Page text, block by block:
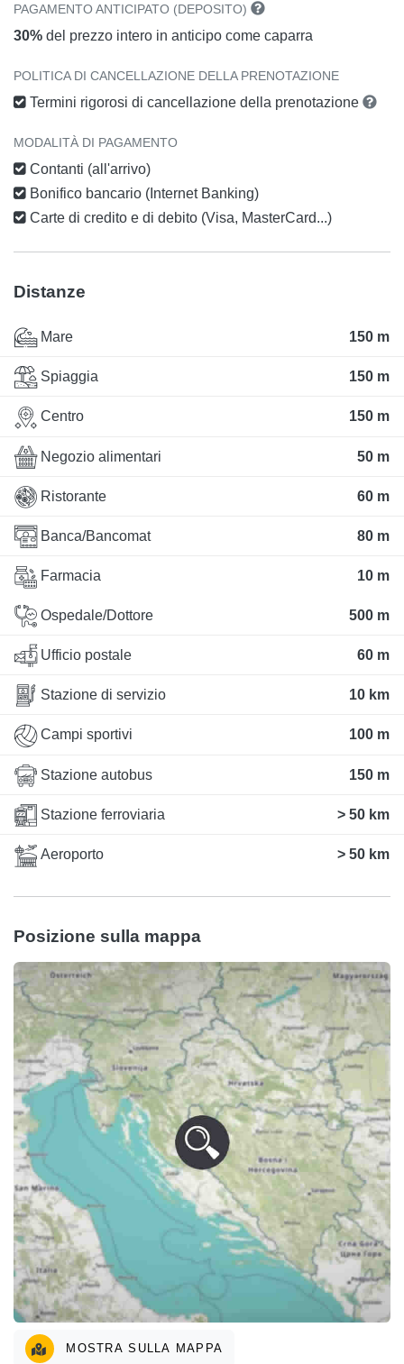
PAGAMENTO ANTICIPATO (DEPOSITO)
30% del prezzo intero in anticipo come caparra
POLITICA DI CANCELLAZIONE DELLA PRENOTAZIONE
Termini rigorosi di cancellazione della prenotazione
MODALITÀ DI PAGAMENTO
Contanti (all'arrivo)
Bonifico bancario (Internet Banking)
Carte di credito e di debito (Visa, MasterCard...)
Distanze
Mare 150 m
Spiaggia 150 m
Centro 150 m
Negozio alimentari 50 m
Ristorante 60 m
Banca/Bancomat 80 m
Farmacia 10 m
Ospedale/Dottore 500 m
Ufficio postale 60 m
Stazione di servizio 10 km
Campi sportivi 100 m
Stazione autobus 150 m
Stazione ferroviaria > 50 km
Aeroporto > 50 km
Posizione sulla mappa
MOSTRA SULLA MAPPA